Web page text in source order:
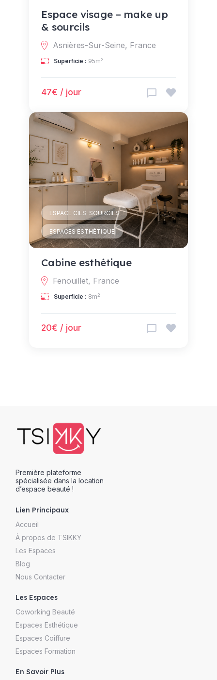
Espace visage – make up
& sourcils
Asnières-Sur-Seine, France
Superficie : 95m2
47€ / jour
ESPACE CILS-SOURCILS
ESPACES ESTHÉTIQUE
Cabine esthétique
Fenouillet, France
Superficie : 8m2
20€ / jour
Première plateforme
spécialisée dans la location
d’espace beauté !
Lien Principaux
Accueil
À propos de TSIKKY
Les Espaces
Blog
Nous Contacter
Les Espaces
Coworking Beauté
Espaces Esthétique
Espaces Coiffure
Espaces Formation
En Savoir Plus